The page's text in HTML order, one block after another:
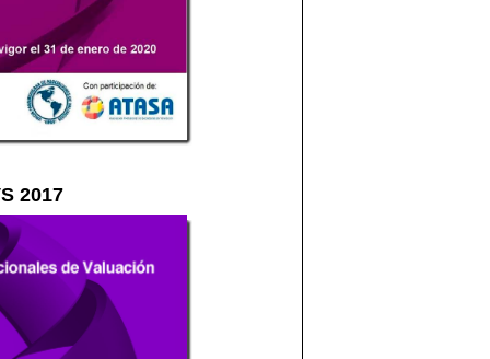
2017